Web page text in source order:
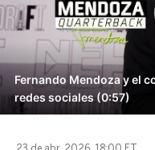
Fernando Mendoza y el
redes sociales (0:57)